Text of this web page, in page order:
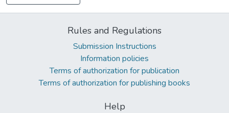
Rules and Regulations
Submission Instructions
Information policies
Terms of authorization for publication
Terms of authorization for publishing books
Help